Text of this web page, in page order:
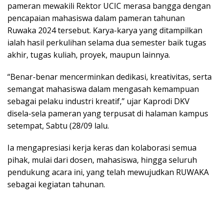
pameran mewakili Rektor UCIC merasa bangga dengan
pencapaian mahasiswa dalam pameran tahunan
Ruwaka 2024 tersebut. Karya-karya yang ditampilkan
ialah hasil perkulihan selama dua semester baik tugas
akhir, tugas kuliah, proyek, maupun lainnya.
“Benar-benar mencerminkan dedikasi, kreativitas, serta
semangat mahasiswa dalam mengasah kemampuan
sebagai pelaku industri kreatif,” ujar Kaprodi DKV
disela-sela pameran yang terpusat di halaman kampus
setempat, Sabtu (28/09 lalu.
Ia mengapresiasi kerja keras dan kolaborasi semua
pihak, mulai dari dosen, mahasiswa, hingga seluruh
pendukung acara ini, yang telah mewujudkan RUWAKA
sebagai kegiatan tahunan.